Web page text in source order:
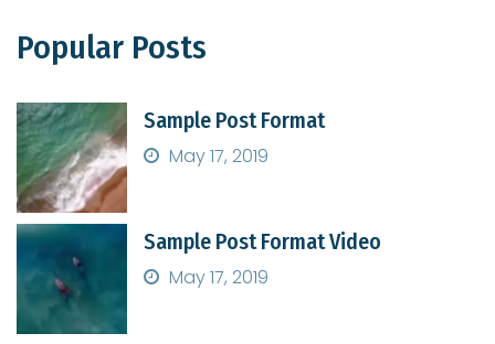
Popular Posts
Sample Post Format
May 17, 2019
Sample Post Format Video
May 17, 2019